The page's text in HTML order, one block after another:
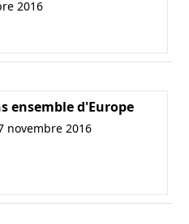
2016
ensemble d'Europe
novembre 2016